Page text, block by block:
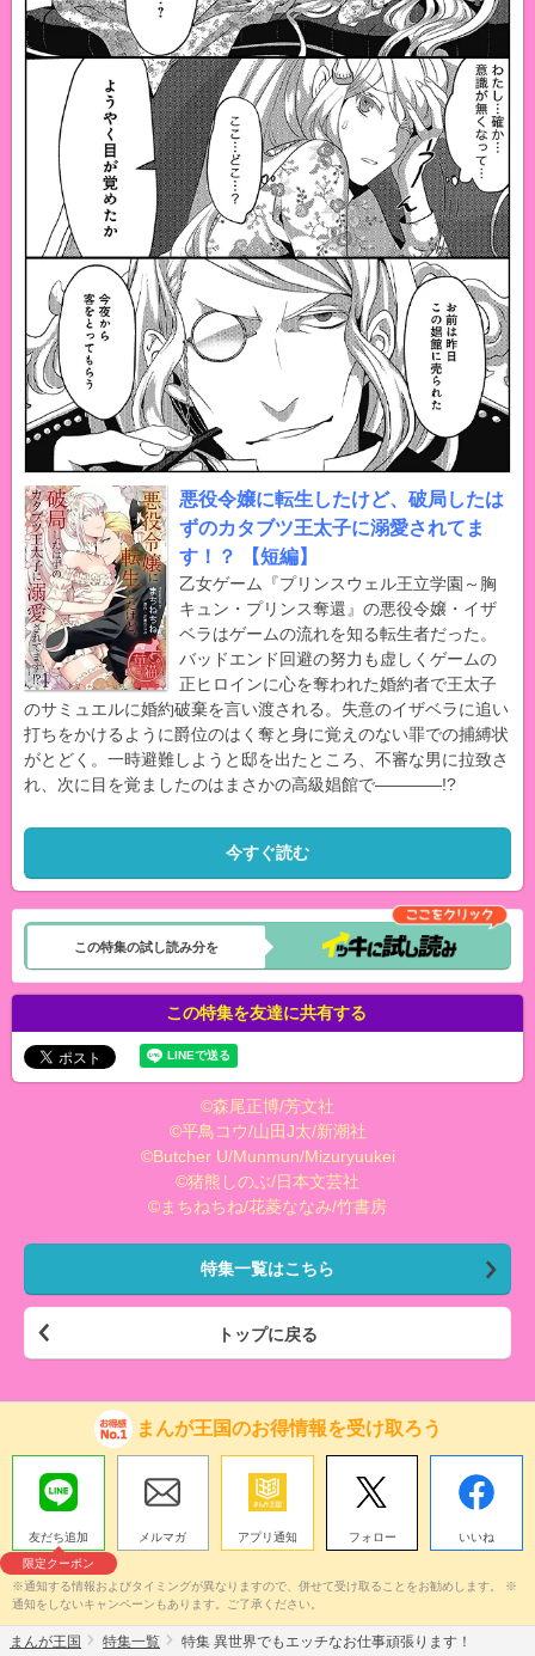
悪役令嬢に転生したけど、破局したは
ずのカタブツ王太子に溺愛されてま
す！？ 【短編】
乙女ゲーム『プリンスウェル王立学園～胸
キュン・プリンス奪還』の悪役令嬢・イザ
ベラはゲームの流れを知る転生者だった。
バッドエンド回避の努力も虚しくゲームの
正ヒロインに心を奪われた婚約者で王太子
のサミュエルに婚約破棄を言い渡される。失意のイザベラに追い
打ちをかけるように爵位のはく奪と身に覚えのない罪での捕縛状
がとどく。一時避難しようと邸を出たところ、不審な男に拉致さ
れ、次に目を覚ましたのはまさかの高級娼館で――――!?
今すぐ読む
この特集の試し読み分を
この特集を友達に共有する
©森尾正博/芳文社
©平鳥コウ/山田J太/新潮社
©Butcher U/Munmun/Mizuryuukei
©猪熊しのぶ/日本文芸社
©まちねちね/花菱ななみ/竹書房
特集一覧はこちら
トップに戻る
まんが王国のお得情報を受け取ろう
友だち追加
限定クーポン
メルマガ アプリ通知 フォロー いいね
※通知する情報およびタイミングが異なりますので、併せて受け取ることをお勧めします。 ※
通知をしないキャンペーンもあります。ご了承ください。
まんが王国 特集一覧 特集 異世界でもエッチなお仕事頑張ります！